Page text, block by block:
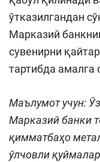
ўтказилгандан
Марказий
сувенирни
тартибда амалга
Маълумот учун:
Марказий банки
қимматбаҳо
ўлчовли